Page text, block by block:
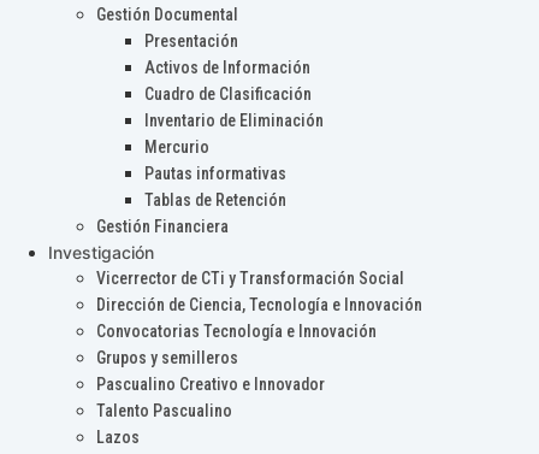
Gestión Documental
Presentación
Activos de Información
Cuadro de Clasificación
Inventario de Eliminación
Mercurio
Pautas informativas
Tablas de Retención
Gestión Financiera
Investigación
Vicerrector de CTi y Transformación Social
Dirección de Ciencia, Tecnología e Innovación
Convocatorias Tecnología e Innovación
Grupos y semilleros
Pascualino Creativo e Innovador
Talento Pascualino
Lazos